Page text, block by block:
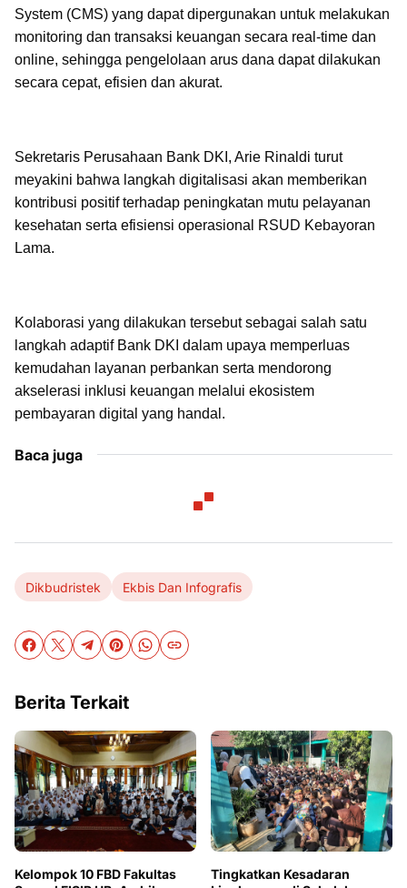
System (CMS) yang dapat dipergunakan untuk melakukan
monitoring dan transaksi keuangan secara real-time dan
online, sehingga pengelolaan arus dana dapat dilakukan
secara cepat, efisien dan akurat.
Sekretaris Perusahaan Bank DKI, Arie Rinaldi turut
meyakini bahwa langkah digitalisasi akan memberikan
kontribusi positif terhadap peningkatan mutu pelayanan
kesehatan serta efisiensi operasional RSUD Kebayoran
Lama.
Kolaborasi yang dilakukan tersebut sebagai salah satu
langkah adaptif Bank DKI dalam upaya memperluas
kemudahan layanan perbankan serta mendorong
akselerasi inklusi keuangan melalui ekosistem
pembayaran digital yang handal.
Baca juga
Dikbudristek Ekbis Dan Infografis
Berita Terkait
Kelompok 10 FBD Fakultas
Tingkatkan Kesadaran